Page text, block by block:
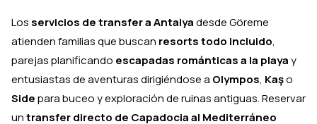
Los servicios de transfer a Antalyadesde Göreme
atienden familias que buscan resorts todo incluido,
parejas planificando escapadas románticas a la playay
entusiastas de aventuras dirigiéndose a Olympos, Kaşo
Sidepara buceo y exploración de ruinas antiguas. Reservar
untransfer directo de Capadocia al Mediterráneo